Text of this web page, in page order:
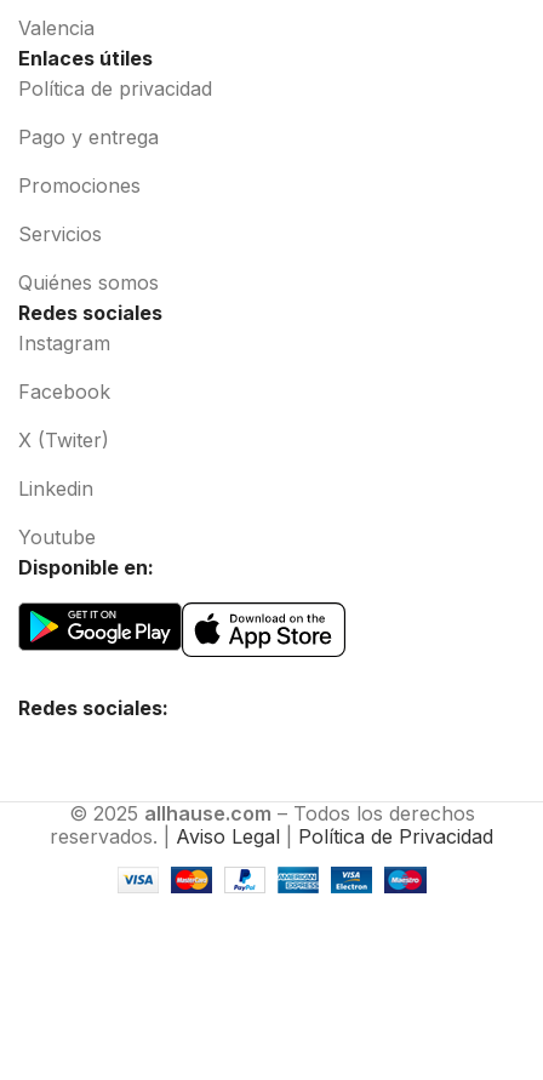
Valencia
Enlaces útiles
Política de privacidad
Pago y entrega
Promociones
Servicios
Quiénes somos
Redes sociales
Instagram
Facebook
X (Twiter)
Linkedin
Youtube
Disponible en:
Redes sociales:
© 2025 allhause.com – Todos los derechos
reservados. | Aviso Legal Política de Privacidad